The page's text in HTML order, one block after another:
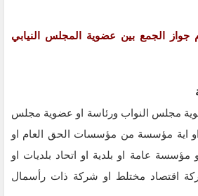
جواز الجمع بين عضوية
المجلس
النيابي
مجلس النواب ورئاسة او عضوية مجلس
اية مؤسسة من مؤسسات الحق العام او
عامة او بلدية او اتحاد بلديات او
اقتصاد مختلط او شركة ذات رأسمال